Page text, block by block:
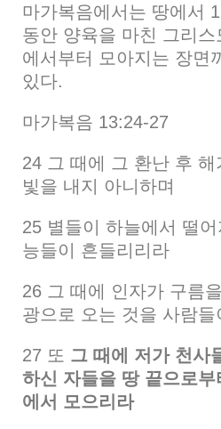
마가복음에서는 땅에서
동안 양육을 마친 그리
에서부터 모아지는 장면
있다.
마가복음 13:24-27
24 그 때에 그 환난 후 해
빛을 내지 아니하며
25 별들이 하늘에서 떨
능들이 흔들리리라
26 그 때에 인자가 구름
광으로 오는 것을 사람들
27 또 그 때에 저가 천사
하신 자들을 땅 끝으로
에서 모으리라